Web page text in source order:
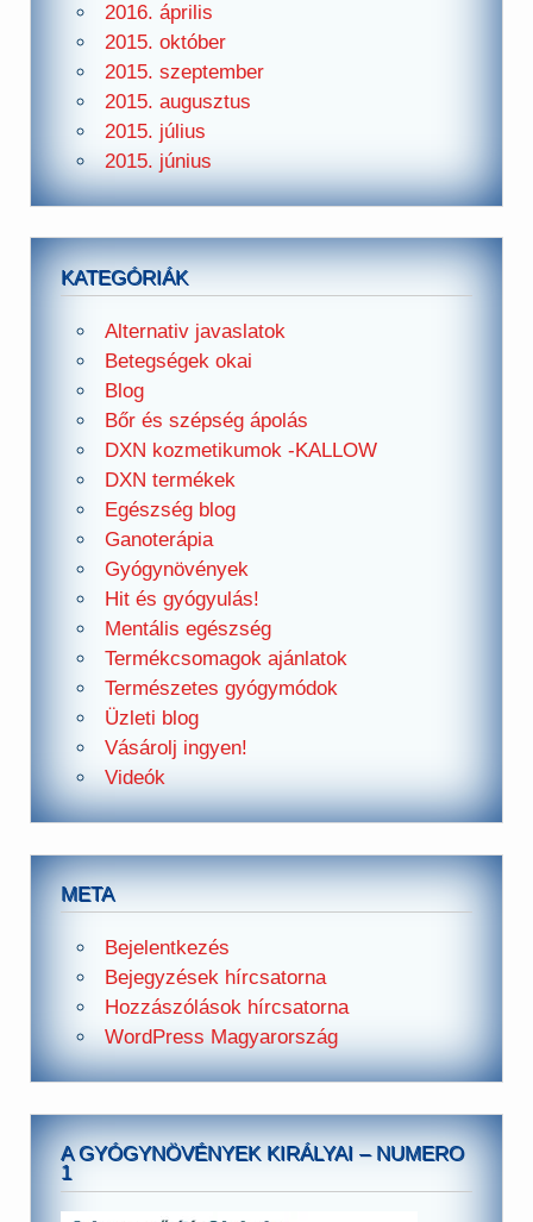
2016. április
2015. október
2015. szeptember
2015. augusztus
2015. július
2015. június
KATEGÓRIÁK
Alternativ javaslatok
Betegségek okai
Blog
Bőr és szépség ápolás
DXN kozmetikumok -KALLOW
DXN termékek
Egészség blog
Ganoterápia
Gyógynövények
Hit és gyógyulás!
Mentális egészség
Termékcsomagok ajánlatok
Természetes gyógymódok
Üzleti blog
Vásárolj ingyen!
Videók
META
Bejelentkezés
Bejegyzések hírcsatorna
Hozzászólások hírcsatorna
WordPress Magyarország
A GYÓGYNÖVÉNYEK KIRÁLYAI – NUMERO
1